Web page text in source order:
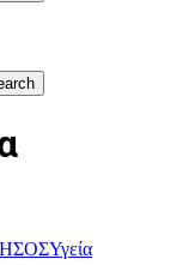
Υγεία